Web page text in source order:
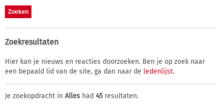
Zoekresultaten
Hier kan je nieuws en reacties doorzoeken. Ben je op zoek naar
een bepaald lid van de site, ga dan naar de ledenlijst.
Je zoekopdracht in Alles had 45 resultaten.